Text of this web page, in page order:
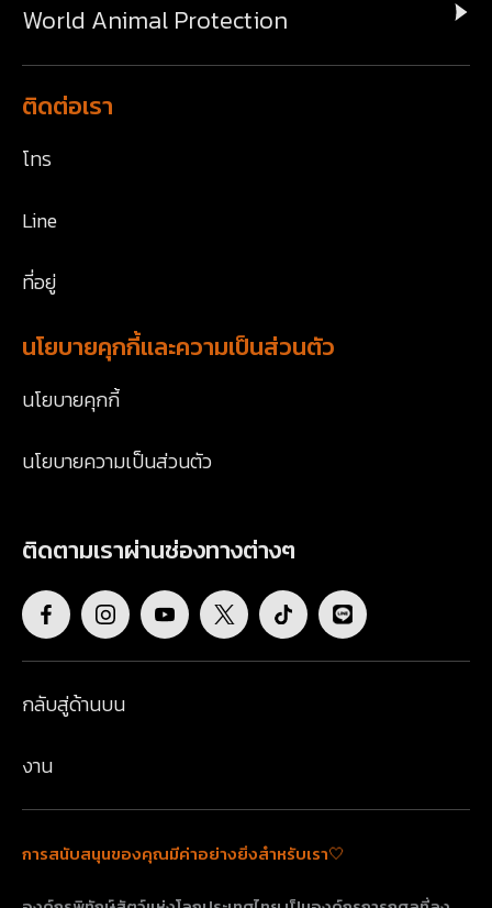
World Animal Protection
ติดต่อเรา
โทร
Line
ที่อยู่
นโยบายคุกกี้และความเป็นส่วนตัว
นโยบายคุกกี้
นโยบายความเป็นส่วนตัว
ติดตามเราผ่านช่องทางต่างๆ
กลับสู่ด้านบน
งาน
การสนับสนุนของคุณมีค่าอย่างยิ่งสำหรับเรา🤍